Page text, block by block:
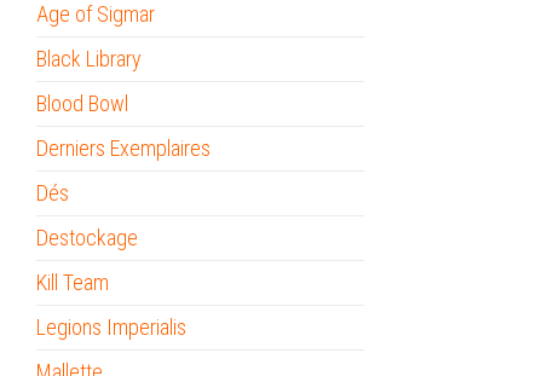
Age of Sigmar
Black Library
Blood Bowl
Derniers Exemplaires
Dés
Destockage
Kill Team
Legions Imperialis